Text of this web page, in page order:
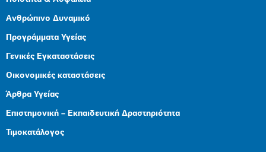
Ανθρώπινο Δυναμικό
Προγράμματα Υγείας
Γενικές Εγκαταστάσεις
Οικονομικές καταστάσεις
Άρθρα Υγείας
Επιστημονική – Εκπαιδευτική Δραστηριότητα
Τιμοκατάλογος